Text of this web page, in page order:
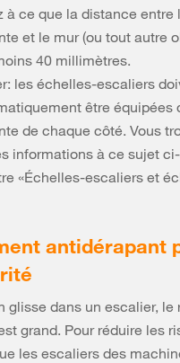
à ce que la distance entre
et le mur (ou tout autre
40 millimètres.
les échelles-escaliers
être équipées
de chaque côté. Vous
informations à ce sujet
«Échelles-escaliers et
antidérapant
glisse dans un escalier, le
grand. Pour réduire les
les escaliers des